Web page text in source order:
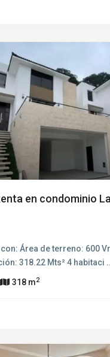
en condominio
Área de terreno: 600
318.22 Mts²4 habitaci
318 m2